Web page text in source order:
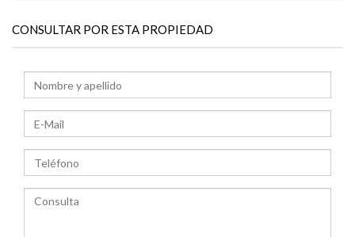
CONSULTAR POR ESTA PROPIEDAD